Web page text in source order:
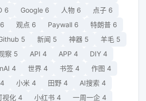
6 Google 6 人物 6 点子 6
6 观点 6 Paywall 6 特朗普 6
5 新闻 5 神器 5 羊毛 5
察 5 API 4 APP 4 DIY 4
4 世界 4 书签 4 作图 4
4 小米 4 田野 4 AI搜索 4
视化 4 小红书 4 一周一企 4